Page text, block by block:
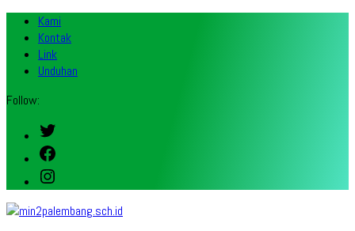
Kami
Kontak
Link
Unduhan
Follow:
Twitter
Facebook
Instagram